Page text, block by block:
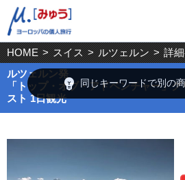
HOME > スイス > ルツェルン > 詳
ルツェルン発
「トップ・オブ・アドベンチャー」
スト 1日観光
emoji_objects同じキーワードで別